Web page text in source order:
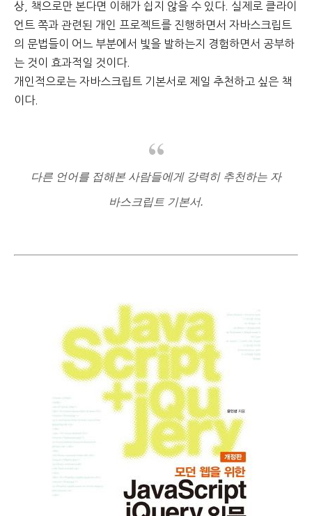
상, 책으로만 본다면 이해가 쉽지 않을 수 있다. 실제로 클라이
언트 쪽과 관련된 개인 프로젝트를 진행하면서 자바스크립트
의 문법들이 어느 부분에서 빛을 발하는지 경험하면서 공부하
는 것이 효과적일 것이다.
개인적으로는 자바스크립트 기본서로 제일 추천하고 싶은 책
이다.
다른 언어를 접해본 사람들에게 강력히 추천하는 자
바스크립트 기본서.